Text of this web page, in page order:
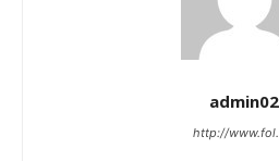
admin02
http://